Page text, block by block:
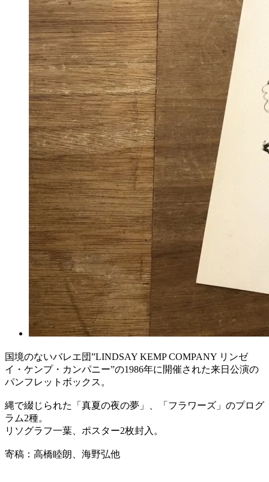
国境のないバレエ団”LINDSAY KEMP COMPANY リンゼ
イ・ケンプ・カンパニー”の1986年に開催された来日公演の
パンフレットボックス。
縄で綴じられた「真夏の夜の夢」、「フラワーズ」のプログ
ラム2種。
リソグラフ一葉、ポスター2枚封入。
寄稿：高橋睦朗、海野弘他